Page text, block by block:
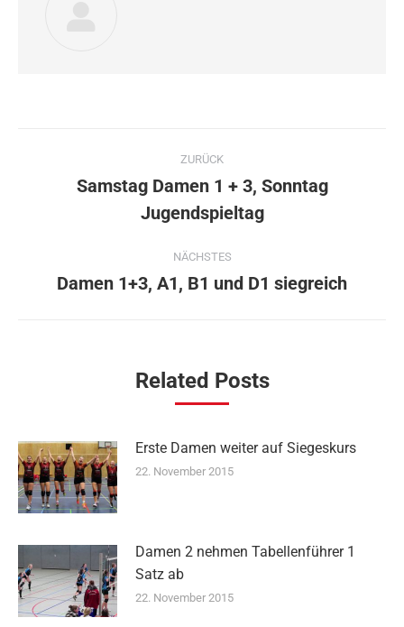
Kommentarnavigation
ZURÜCK
Vorheriger
Beitrag:
Samstag Damen 1 + 3, Sonntag
Jugendspieltag
NÄCHSTES
Nächster
Damen 1+3, A1, B1 und D1 siegreich
Related Posts
Erste Damen weiter auf Siegeskurs
22. November 2015
Damen 2 nehmen Tabellenführer 1
Satz ab
22. November 2015